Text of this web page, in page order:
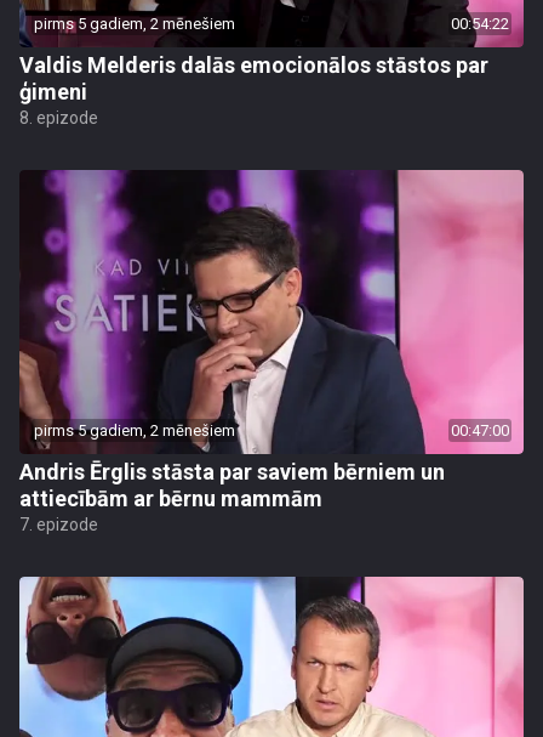
pirms 5 gadiem, 2 mēnešiem 00:54:22
Valdis Melderis dalās emocionālos stāstos par
ģimeni
8. epizode
pirms 5 gadiem, 2 mēnešiem 00:47:00
Andris Ērglis stāsta par saviem bērniem un
attiecībām ar bērnu mammām
7. epizode